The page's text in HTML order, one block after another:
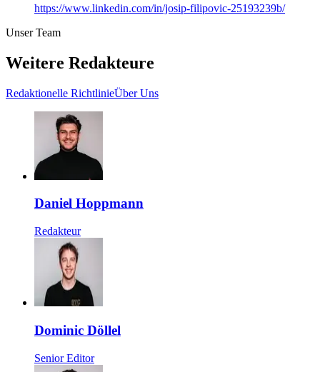
https://www.linkedin.com/in/josip-filipovic-25193239b/
Unser Team
Weitere Redakteure
Redaktionelle RichtlinieÜber Uns
Daniel Hoppmann
Redakteur
Dominic Döllel
Senior Editor